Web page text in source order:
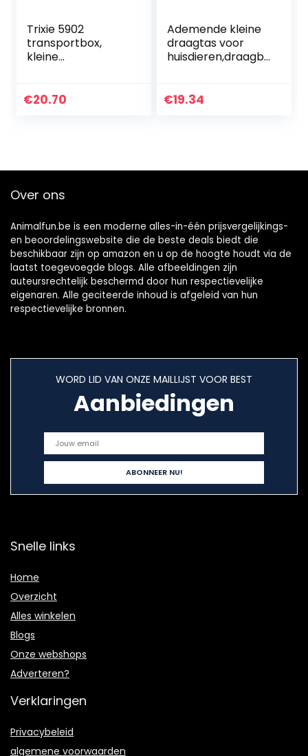
Trixie 5902
transportbox,
kleine
cm
€20.70
Ademende kleine
draagtas voor
huisdieren,draagb
enkele
en eekhoorn
€19.34
Over ons
Animalfun.be is een moderne alles-in-één prijsvergelijkings-
en beoordelingswebsite die de beste deals biedt die
beschikbaar zijn op amazon en u op de hoogte houdt via de
laatst toegevoegde blogs. Alle afbeeldingen zijn
auteursrechtelijk beschermd door hun respectievelijke
eigenaren. Alle geciteerde inhoud is afgeleid van hun
respectievelijke bronnen.
WORD LID VAN ONZE MAILLIJST VOOR BEST
Aanbiedingen
Snelle links
Home
Overzicht
Alles winkelen
Blogs
Onze webshops
Adverteren?
Verklaringen
Privacybeleid
algemene voorwaarden